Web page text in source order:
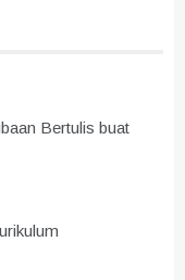
Bertulis buat